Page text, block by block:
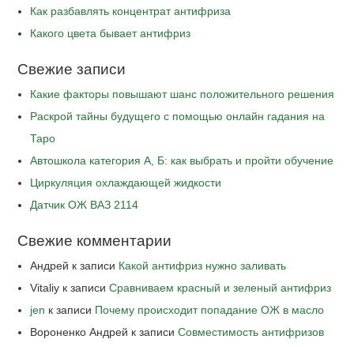
Как разбавлять концентрат антифриза
Какого цвета бывает антифриз
Свежие записи
Какие факторы повышают шанс положительного решения
Раскрой тайны будущего с помощью онлайн гадания на
Таро
Автошкола категория А, Б: как выбрать и пройти обучение
Циркуляция охлаждающей жидкости
Датчик ОЖ ВАЗ 2114
Свежие комментарии
Андрей к записи Какой антифриз нужно заливать
Vitaliy к записиСравниваем красный и зеленый антифриз
jen к записи Почему происходит попадание ОЖ в масло
Вороненко Андрей к записиСовместимость антифризов